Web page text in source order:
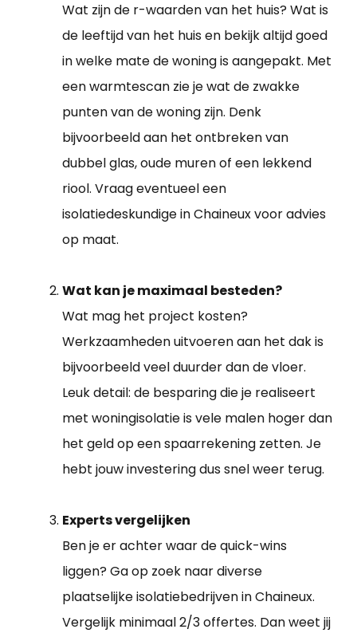
Wat zijn de r-waarden van het huis? Wat is
de leeftijd van het huis en bekijk altijd goed
in welke mate de woning is aangepakt. Met
een warmtescan zie je wat de zwakke
punten van de woning zijn. Denk
bijvoorbeeld aan het ontbreken van
dubbel glas, oude muren of een lekkend
riool. Vraag eventueel een
isolatiedeskundige in Chaineux voor advies
op maat.
Wat kan je maximaal besteden?
Wat mag het project kosten?
Werkzaamheden uitvoeren aan het dak is
bijvoorbeeld veel duurder dan de vloer.
Leuk detail: de besparing die je realiseert
met woningisolatie is vele malen hoger dan
het geld op een spaarrekening zetten. Je
hebt jouw investering dus snel weer terug.
Experts vergelijken
Ben je er achter waar de quick-wins
liggen? Ga op zoek naar diverse
plaatselijke isolatiebedrijven in Chaineux.
Vergelijk minimaal 2/3 offertes. Dan weet jij